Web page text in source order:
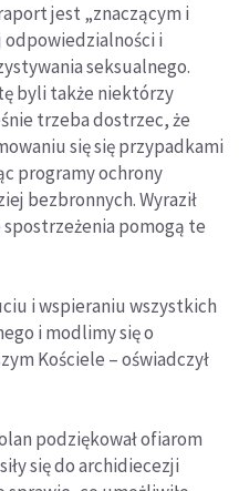
jest „znaczącym i
odpowiedzialności i
seksualnego.
byli także niektórzy
trzeba dostrzec, że
się się przypadkami
programy ochrony
bezbronnych. Wyraził
pomogą te
i wspieraniu wszystkich
i modlimy się o
Kościele – oświadczył
podziękował ofiarom
się do archidiecezji